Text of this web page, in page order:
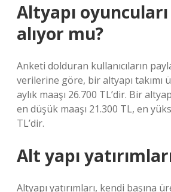
Altyapı
alıyor mu?
Anketi dolduran kullanıcıların
verilerine göre, bir altyapı takımı
aylık maaşı 26.700 TL’dir. Bir
en düşük maaşı 21.300 TL, en
TL’dir.
Alt yapı
Altyapı yatırımları, kendi başına